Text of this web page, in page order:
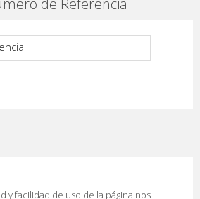
y facilidad de uso de la página nos